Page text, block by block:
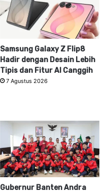
Samsung Galaxy Z Flip8
Hadir dengan Desain Lebih
Tipis dan Fitur AI Canggih
7 Agustus 2026
Gubernur Banten Andra